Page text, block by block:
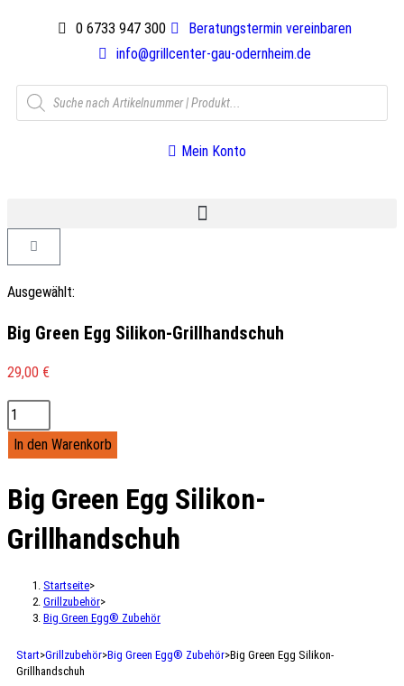
0 6733 947 300
Beratungstermin vereinbaren
info@grillcenter-gau-odernheim.de
Mein Konto
Ausgewählt:
Big Green Egg Silikon-Grillhandschuh
29,00 €
In den Warenkorb
Big Green Egg Silikon-
Grillhandschuh
Startseite>
Grillzubehör>
Big Green Egg® Zubehör
Start>Grillzubehör>Big Green Egg® Zubehör>Big Green Egg Silikon-
Grillhandschuh